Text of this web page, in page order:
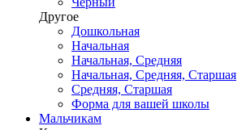
Другое
Дошкольная
Начальная
Начальная, Средняя
Начальная, Средняя, Старшая
Средняя, Старшая
Форма для вашей школы
Мальчикам